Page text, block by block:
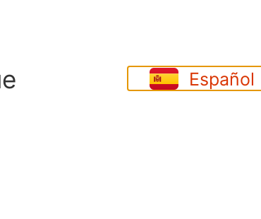
que competirán en Tokyo 2020.
Español